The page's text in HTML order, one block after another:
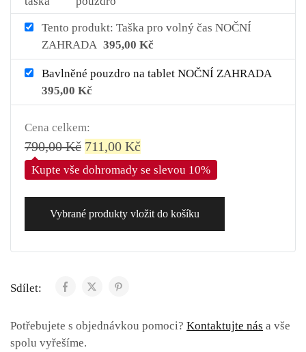
Tento produkt: Taška pro volný čas NOČNÍ
ZAHRADA 395,00 Kč
Bavlněné pouzdro na tablet NOČNÍ ZAHRADA
395,00 Kč
Cena celkem:
790,00Kč 711,00 Kč
Kupte vše dohromady se slevou 10%
Vybrané produkty vložit do košíku
Sdílet:
Potřebujete s objednávkou pomoci? Kontaktujte nás a vše
spolu vyřešíme.